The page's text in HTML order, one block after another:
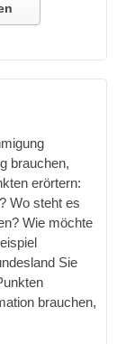
brauchen,
erörtern:
Wo steht es
Wie möchte
Sie
brauchen,